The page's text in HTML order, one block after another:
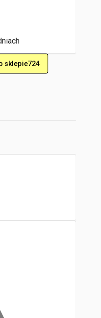
sklepie724